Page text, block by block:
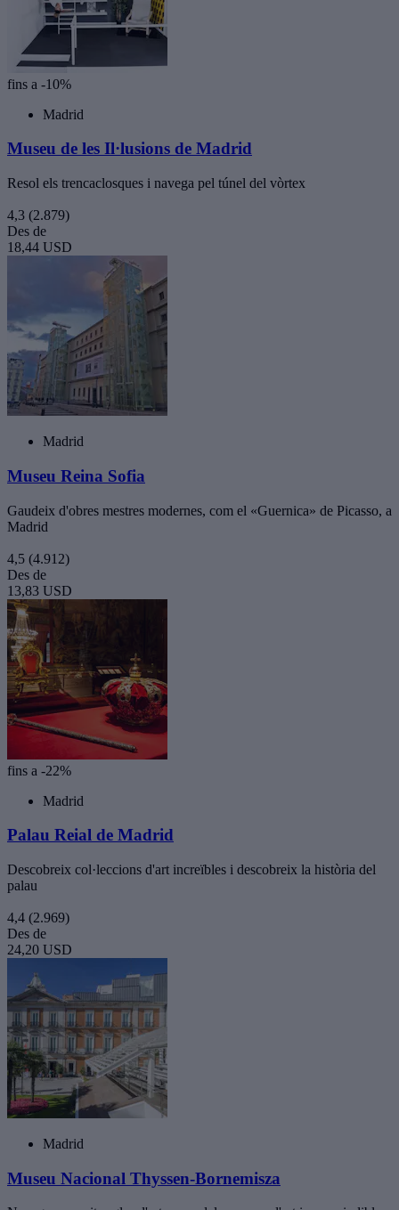
fins a -10%
Madrid
Museu de les Il·lusions de Madrid
Resol els trencaclosques i navega pel túnel del vòrtex
4,3 (2.879)
Des de
18,44 USD
Madrid
Museu Reina Sofia
Gaudeix d'obres mestres modernes, com el «Guernica» de Picasso, a
Madrid
4,5 (4.912)
Des de
13,83 USD
fins a -22%
Madrid
Palau Reial de Madrid
Descobreix col·leccions d'art increïbles i descobreix la història del
palau
4,4 (2.969)
Des de
24,20 USD
Madrid
Museu Nacional Thyssen-Bornemisza